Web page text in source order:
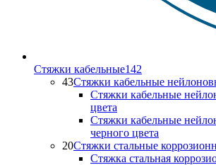
Стяжки кабельные142
43Стяжки кабельные
Стяжки кабельные
цвета
Стяжки кабельные
черного цвета
20Стяжки стальные
Стяжка стальная